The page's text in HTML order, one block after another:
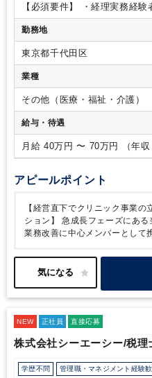
◎・月次決算レベルからOK
る・週4日～・時短勤務可能
ン！ 【会社について】一般社
川県・大阪府を中心に、整形
承し、新しい経営モデルの一
リニックグループです。私た
開設を通じて持続可能な地域
ています。
【必須要件】
・経理実務経験
す。） 【歓迎要件】・業務改
作成、システム導入など）の経
の幅広い経理経験
勤務地
東京都千代田区
業種
その他（医療・福祉・介護）
給与・待遇
アピールポイント
【経営直下でクリニック事業
ション】
急成長フェーズにあ
業務改善に中心メンバーとして
仕事”ができる環境です。 働き
宅などの調整が可能なため、家
境◎・月次決算レベルからOK
NEW 正社員 直接応募
株式会社シーエーシー/税理
学歴不問 管理職・マネジメント経験